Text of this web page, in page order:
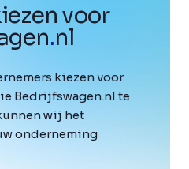
voor
.nl
kiezen voor
Bedrijfswagen.nl te
wij het
onderneming